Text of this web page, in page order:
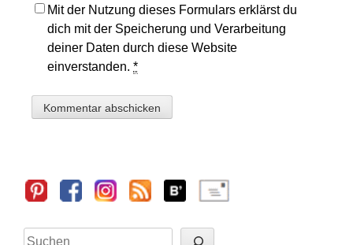
Mit der Nutzung dieses Formulars erklärst du
dich mit der Speicherung und Verarbeitung
deiner Daten durch diese Website
einverstanden.*
Sidebar
Suchen